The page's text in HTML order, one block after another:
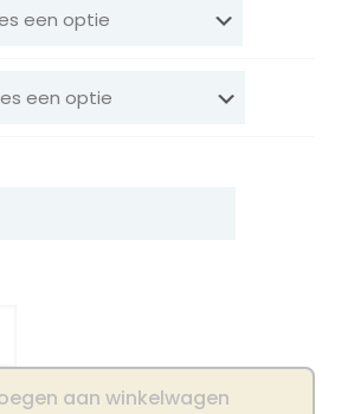
aan winkelwagen